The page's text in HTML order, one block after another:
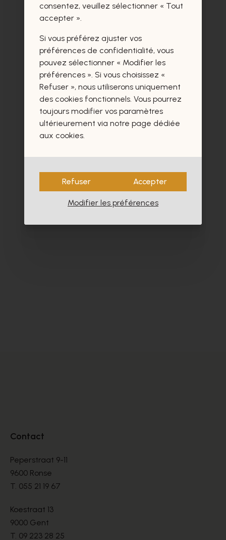
Ces produits vous intéresseront
certainement aussi.
Contact
Peperstraat 9-11
9600 Ronse
T. 055 21 19 67
Koestraat 13
9000 Gent
T. 09 223 28 25
consentez, veuillez sélectionner « Tout
accepter ».
Si vous préférez ajuster vos
préférences de confidentialité, vous
pouvez sélectionner « Modifier les
préférences ». Si vous choisissez «
Refuser », nous utiliserons uniquement
des cookies fonctionnels. Vous pourrez
toujours modifier vos paramètres
ultérieurement via notre page dédiée
aux cookies.
Refuser Accepter
Modifier les préférences